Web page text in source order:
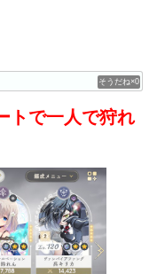
0
トで一人で狩れ